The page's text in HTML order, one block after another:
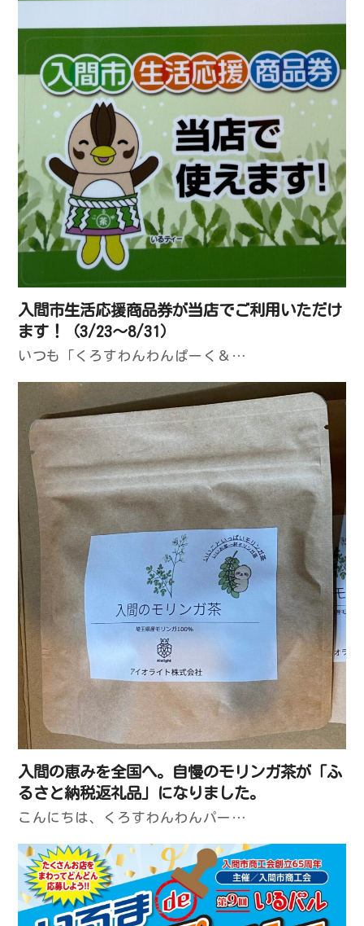
入間市生活応援商品券が当店でご利用いただけ
ます！（3/23～8/31）
いつも「くろすわんわんぱーく＆…
入間の恵みを全国へ。自慢のモリンガ茶が「ふ
るさと納税返礼品」になりました。
こんにちは、くろすわんわんパー…